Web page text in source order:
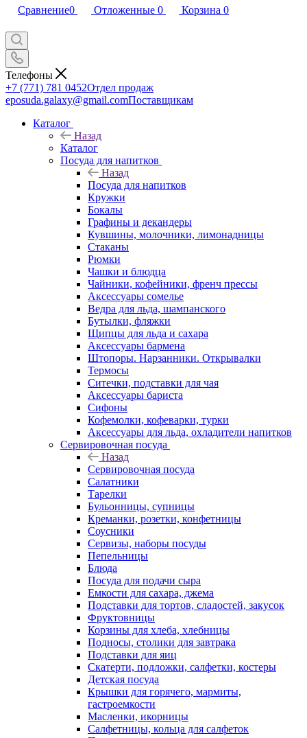
Сравнение0 Отложенные 0 Корзина 0
Телефоны
+7 (771) 781 0452Отдел продаж
eposuda.galaxy@gmail.comПоставщикам
Каталог
Назад
Каталог
Посуда для напитков
Назад
Посуда для напитков
Кружки
Бокалы
Графины и декандеры
Кувшины, молочники, лимонадницы
Стаканы
Рюмки
Чашки и блюдца
Чайники, кофейники, френч прессы
Аксессуары сомелье
Ведра для льда, шампанского
Бутылки, фляжки
Щипцы для льда и сахара
Аксессуары бармена
Штопоры. Нарзанники. Открывалки
Термосы
Ситечки, подставки для чая
Аксессуары бариста
Сифоны
Кофемолки, кофеварки, турки
Аксессуары для льда, охладители напитков
Сервировочная посуда
Назад
Сервировочная посуда
Салатники
Тарелки
Бульонницы, супницы
Креманки, розетки, конфетницы
Соусники
Сервизы, наборы посуды
Пепельницы
Блюда
Посуда для подачи сыра
Емкости для сахара, джема
Подставки для тортов, сладостей, закусок
Фруктовницы
Корзины для хлеба, хлебницы
Подносы, столики для завтрака
Подставки для яиц
Скатерти, подложки, салфетки, костеры
Детская посуда
Крышки для горячего, мармиты,
гастроемкости
Масленки, икорницы
Салфетницы, кольца для салфеток